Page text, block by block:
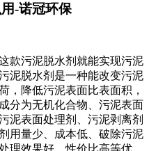
-诺冠环保
款污泥脱水剂就能实现污泥
泥脱水剂是一种能改变污泥
，降低污泥表面比表面积，
分为无机化合物、污泥表面
泥表面处理剂、污泥剥离剂
用量少、成本低、破除污泥